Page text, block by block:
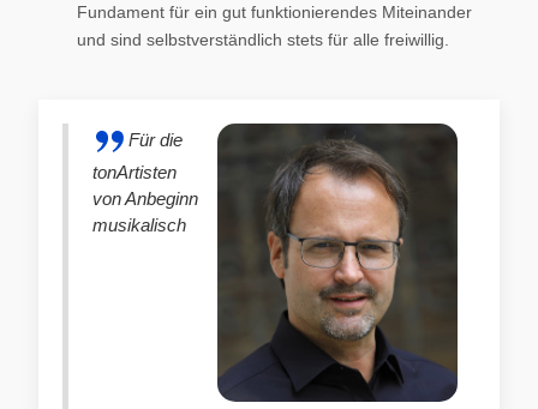
Fundament für ein gut funktionierendes Miteinander
und sind selbstverständlich stets für alle freiwillig.
Für die
tonArtisten
von Anbeginn
musikalisch